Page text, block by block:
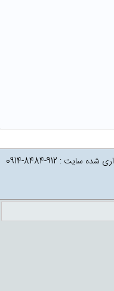
شماره تماس جهت پشتیبانی از فایل های خریداری شده سایت : 912-8484-0914